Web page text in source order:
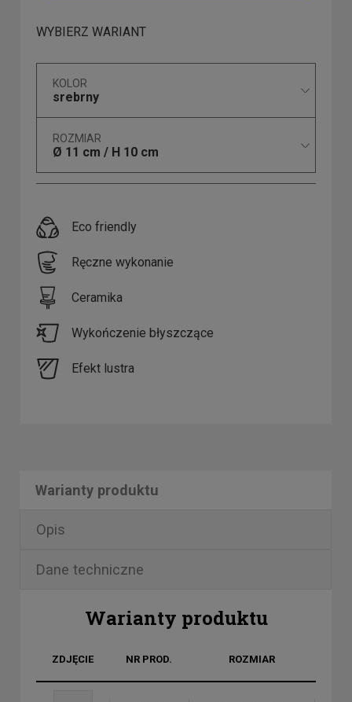
WYBIERZ WARIANT
KOLOR
srebrny
ROZMIAR
Ø 11 cm / H 10 cm
Eco friendly
Ręczne wykonanie
Ceramika
Wykończenie błyszczące
Efekt lustra
Warianty produktu
Opis
Dane techniczne
Warianty produktu
ZDJĘCIE NR PROD. ROZMIAR